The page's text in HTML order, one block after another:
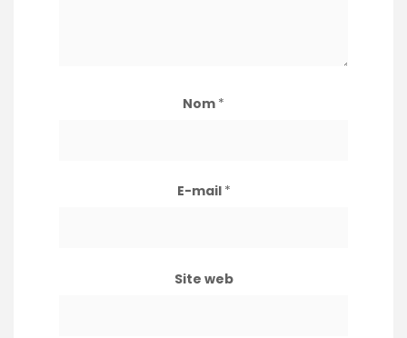
Nom *
E-mail *
Site web